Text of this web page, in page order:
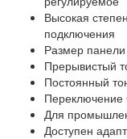
Высокая
подключения
Размер
Прерывистый
Постоянный
Переключение
Для
Доступен